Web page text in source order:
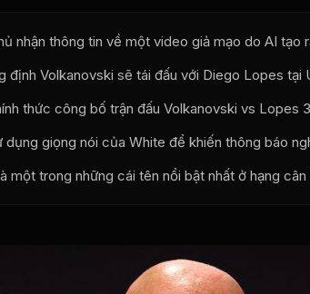
nhận thông tin về một video giả mạo do AI tạo
định Volkanovski sẽ tái đấu với Diego Lopes tại
thức công bố trận đấu Volkanovski vs Lopes
dụng giọng nói của White để khiến thông báo
một trong những cái tên nổi bật nhất ở hạng cân